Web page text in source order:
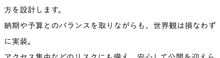
方を設計します。
納期や予算とのバランスを取りながらも、世界観は損なわず
に実装。